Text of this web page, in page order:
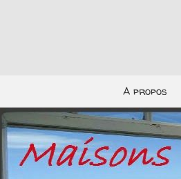
A propos